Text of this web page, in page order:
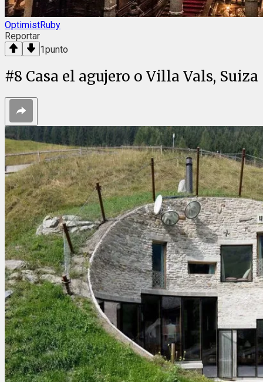
OptimistRuby
Reportar
1punto
#8 Casa el agujero o Villa Vals, Suiza